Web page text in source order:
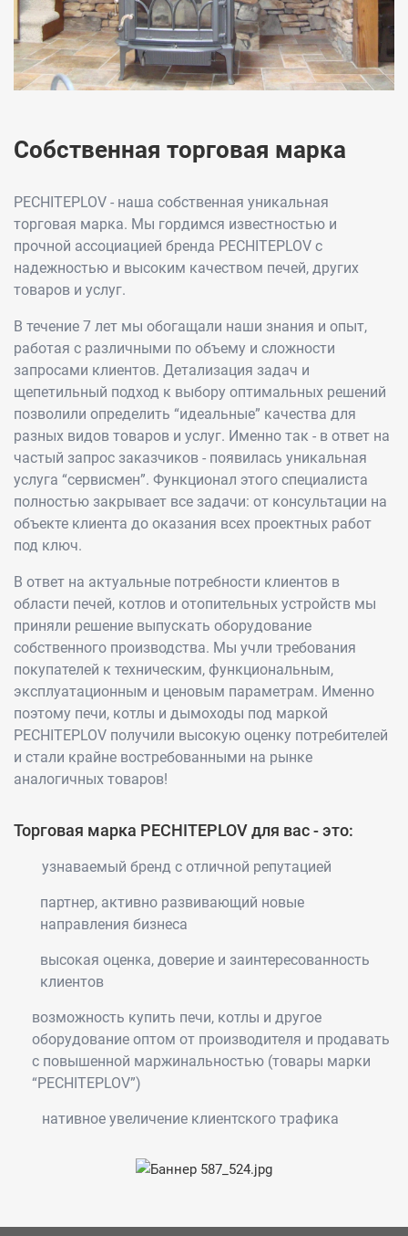
Собственная торговая марка
PECHITEPLOV - наша собственная уникальная
торговая марка. Мы гордимся известностью и
прочной ассоциацией бренда PECHITEPLOV с
надежностью и высоким качеством печей, других
товаров и услуг.
В течение 7 лет мы обогащали наши знания и опыт,
работая с различными по объему и сложности
запросами клиентов. Детализация задач и
щепетильный подход к выбору оптимальных решений
позволили определить “идеальные” качества для
разных видов товаров и услуг. Именно так - в ответ на
частый запрос заказчиков - появилась уникальная
услуга “сервисмен”. Функционал этого специалиста
полностью закрывает все задачи: от консультации на
объекте клиента до оказания всех проектных работ
под ключ.
В ответ на актуальные потребности клиентов в
области печей, котлов и отопительных устройств мы
приняли решение выпускать оборудование
собственного производства. Мы учли требования
покупателей к техническим, функциональным,
эксплуатационным и ценовым параметрам. Именно
поэтому печи, котлы и дымоходы под маркой
PECHITEPLOV получили высокую оценку потребителей
и стали крайне востребованными на рынке
аналогичных товаров!
Торговая марка PECHITEPLOV для вас - это:
узнаваемый бренд с отличной репутацией
партнер, активно развивающий новые
направления бизнеса
высокая оценка, доверие и заинтересованность
клиентов
возможность купить печи, котлы и другое
оборудование оптом от производителя и продавать
с повышенной маржинальностью (товары марки
“PECHITEPLOV”)
нативное увеличение клиентского трафика